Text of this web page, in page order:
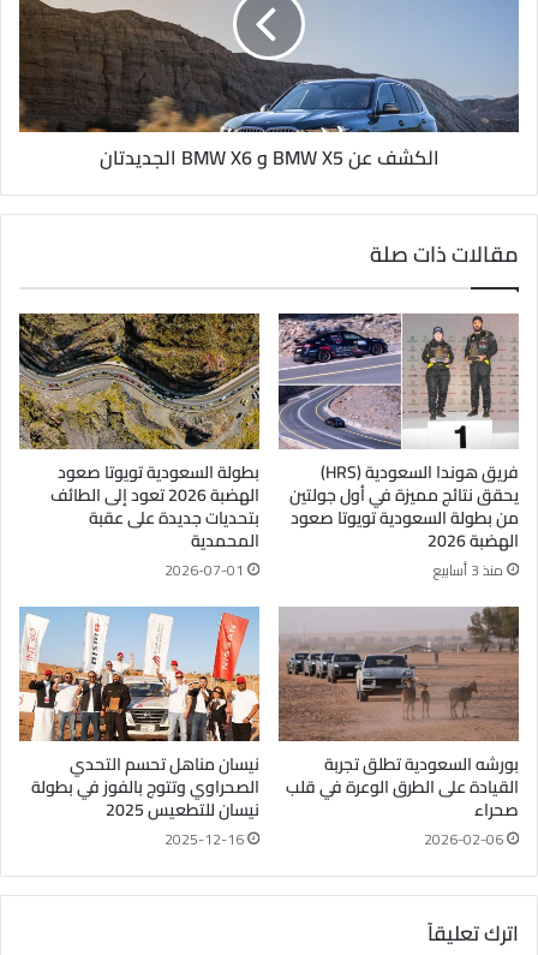
الكشف عن BMW X5 و BMW X6 الجديدتان
مقالات ذات صلة
فريق هوندا السعودية (HRS)
يحقق نتائج مميزة في أول جولتين
من بطولة السعودية تويوتا صعود
الهضبة 2026
منذ 3 أسابيع
بطولة السعودية تويوتا صعود
الهضبة 2026 تعود إلى الطائف
بتحديات جديدة على عقبة
المحمدية
2026-07-01
بورشه السعودية تطلق تجربة
القيادة على الطرق الوعرة في قلب
صحراء
2026-02-06
نيسان مناهل تحسم التحدي
الصحراوي وتتوج بالفوز في بطولة
نيسان للتطعيس 2025
2025-12-16
اترك تعليقاً